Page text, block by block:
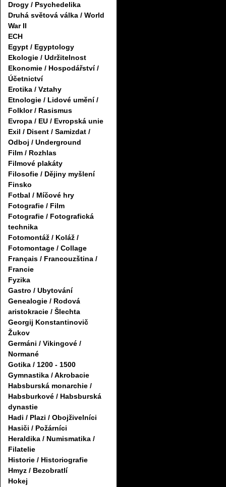
Drogy / Psychedelika
Druhá světová válka / World
War II
ECH
Egypt / Egyptology
Ekologie / Udržitelnost
Ekonomie / Hospodářství /
Účetnictví
Erotika / Vztahy
Etnologie / Lidové umění /
Folklor / Rasismus
Evropa / EU / Evropská unie
Exil / Disent / Samizdat /
Odboj / Underground
Film / Rozhlas
Filmové plakáty
Filosofie / Dějiny myšlení
Finsko
Fotbal / Míčové hry
Fotografie / Film
Fotografie / Fotografická
technika
Fotomontáž / Koláž /
Fotomontage / Collage
Français / Francouzština /
Francie
Fyzika
Gastro / Ubytování
Genealogie / Rodová
aristokracie / Šlechta
Georgij Konstantinovič
Žukov
Germáni / Vikingové /
Normané
Gotika / 1200 - 1500
Gymnastika / Akrobacie
Habsburská monarchie /
Habsburkové / Habsburská
dynastie
Hadi / Plazi / Obojživelníci
Hasiči / Požárníci
Heraldika / Numismatika /
Filatelie
Historie / Historiografie
Hmyz / Bezobratlí
Hokej